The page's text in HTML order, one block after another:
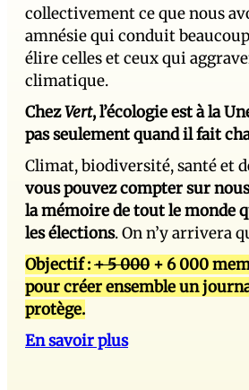
collectivement ce que nous
amnésie qui conduit
élire celles et ceux qui
climatique.
ChezVert, l’écologie est à la
pas seulement quand il fait
Climat, biodiversité, santé et
vous pouvez compter sur
la mémoire de tout le monde
les élections. On n’y arrivera
Objectif :+ 5 000 + 6 000
pour créer ensemble un
protège.
En savoir plus